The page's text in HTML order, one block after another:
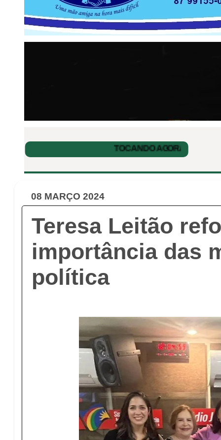
08 MARÇO 2024
Teresa Leitão
importância das
política